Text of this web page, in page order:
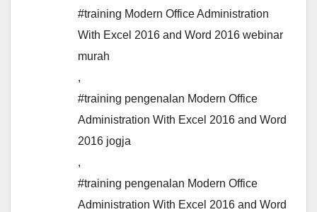
#training Modern Office Administration
With Excel 2016 and Word 2016 webinar
murah
,
#training pengenalan Modern Office
Administration With Excel 2016 and Word
2016 jogja
,
#training pengenalan Modern Office
Administration With Excel 2016 and Word